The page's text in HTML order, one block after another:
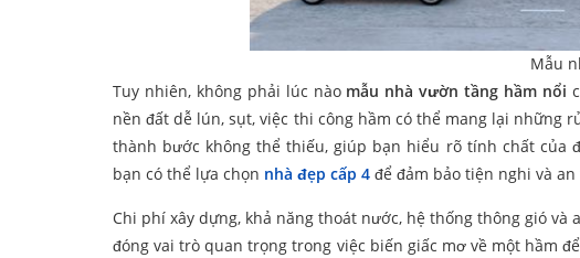
Mẫu
Tuy nhiên, không phải lúc nào mẫu nhà vườn tầng hầm nổi
nền đất dễ lún, sụt, việc thi công hầm có thể mang lại những
thành bước không thể thiếu, giúp bạn hiểu rõ tính chất của
bạn có thể lựa chọn nhà đẹp cấp 4 để đảm bảo tiện nghi và an
Chi phí xây dựng, khả năng thoát nước, hệ thống thông gió
đóng vai trò quan trọng trong việc biến giấc mơ về một hầm